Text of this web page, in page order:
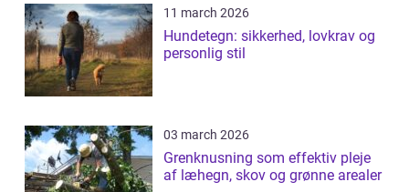
11 march 2026
Hundetegn: sikkerhed, lovkrav og
personlig stil
03 march 2026
Grenknusning som effektiv pleje
af læhegn, skov og grønne arealer